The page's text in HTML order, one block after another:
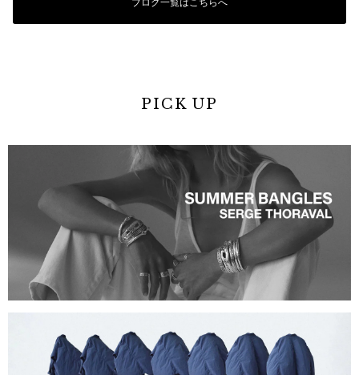
ブログ一覧はこちらへ
PICK UP